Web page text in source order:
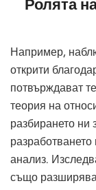
Ролята
Например,
открити
потвърждават
теория на
разбирането ни
анализ.
също